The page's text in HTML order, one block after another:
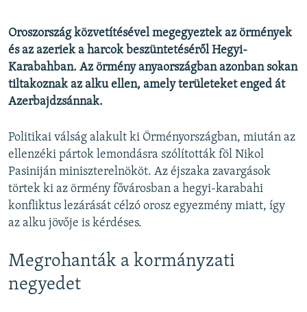
Valamennyi RFE/RL weboldal
Oroszország közvetítésével megegyeztek az örmények
és az azeriek a harcok beszüntetéséről Hegyi-
Karabahban. Az örmény anyaországban azonban sokan
tiltakoznak az alku ellen, amely területeket enged át
Azerbajdzsánnak.
Politikai válság alakult ki Örményországban, miután az
ellenzéki pártok lemondásra szólították föl Nikol
Pasiniján miniszterelnököt. Az éjszaka zavargások
törtek ki az örmény fővárosban a hegyi-karabahi
konfliktus lezárását célzó orosz egyezmény miatt, így
az alku jövője is kérdéses.
Megrohanták a kormányzati
negyedet